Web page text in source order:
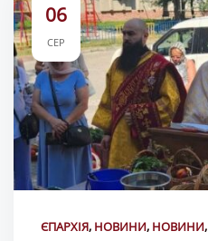
06
СЕР
ЄПАРХІЯ, НОВИНИ, НОВИНИ,